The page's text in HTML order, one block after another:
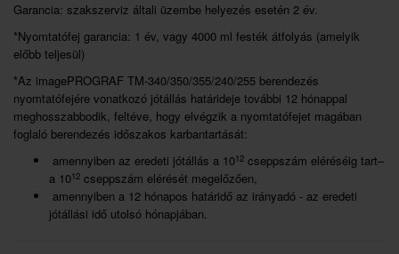
Garancia: szakszerviz általi üzembe helyezés esetén 2 év.
*Nyomtatófej garancia: 1 év, vagy 4000 ml festék átfolyás (amelyik
előbb teljesül)
*Az imagePROGRAF TM-340/350/355/240/255 berendezés
nyomtatófejére vonatkozó jótállás határideje további 12 hónappal
meghosszabbodik, feltéve, hogy elvégzik a nyomtatófejet magában
foglaló berendezés időszakos karbantartását:
amennyiben az eredeti jótállás a 1012 cseppszám eléréséig tart–
a 1012 cseppszám elérését megelőzően,
amennyiben a 12 hónapos határidő az irányadó - az eredeti
jótállási idő utolsó hónapjában.